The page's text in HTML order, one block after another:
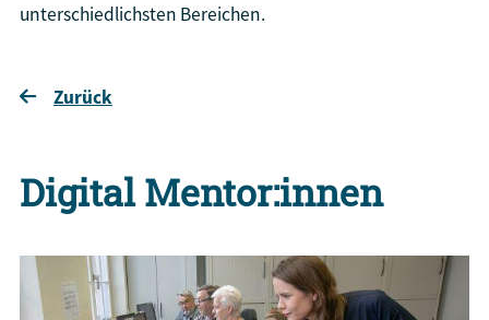
unterschiedlichsten Bereichen.
Zurück
Digital Mentor:innen